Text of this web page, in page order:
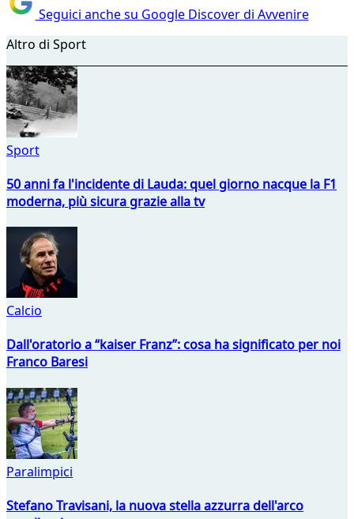
Seguici anche su Google Discover di Avvenire
Altro di Sport
Sport
50 anni fa l'incidente di Lauda: quel giorno nacque la F1
moderna, più sicura grazie alla tv
Calcio
Dall'oratorio a “kaiser Franz”: cosa ha significato per noi
Franco Baresi
Paralimpici
Stefano Travisani, la nuova stella azzurra dell'arco